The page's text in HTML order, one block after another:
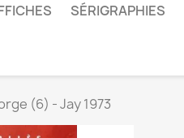
SÉRIGRAPHIES
(6) - Jay 1973